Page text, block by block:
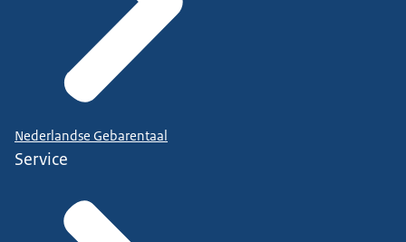
Nederlandse Gebarentaal
Service